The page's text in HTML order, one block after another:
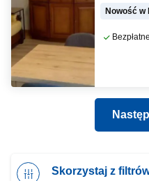
Nowość w
Skorzystaj z